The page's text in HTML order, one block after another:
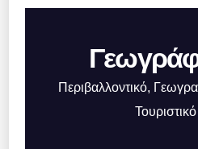
Περιβαλλοντικό,